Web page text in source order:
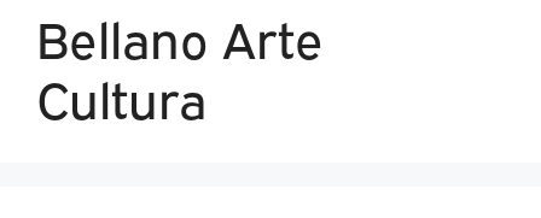
Bellano Arte
Cultura